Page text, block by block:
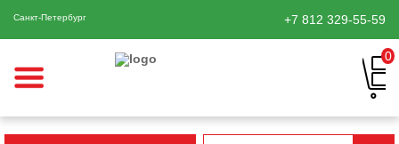
Санкт-Петербург +7 812 329-55-59
0